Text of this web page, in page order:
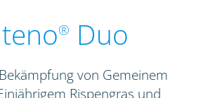
® Duo
von Gemeinem
Rispengras und